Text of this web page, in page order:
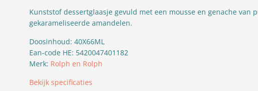
Kunststof dessertglaasje gevuld met een mousse en genache van
gekarameliseerde amandelen.
Doosinhoud: 40X66ML
Ean-code HE: 5420047401182
Merk: Rolph en Rolph
Bekijk specificaties